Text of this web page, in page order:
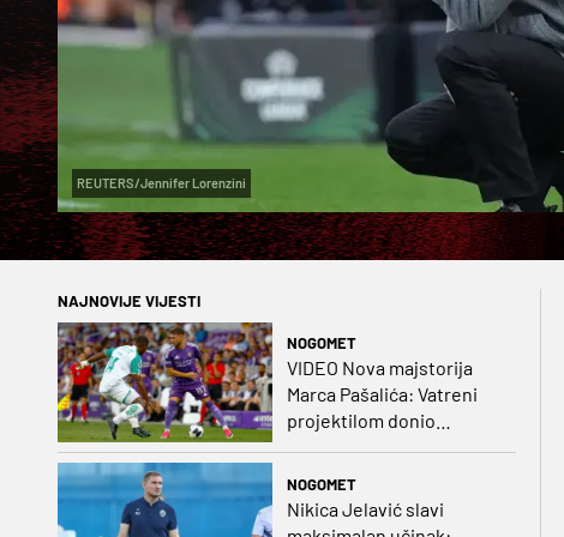
REUTERS/Jennifer Lorenzini
NAJNOVIJE VIJESTI
NOGOMET
VIDEO Nova majstorija
Marca Pašalića: Vatreni
projektilom donio
vodstvo pa igru napustio
NOGOMET
Nikica Jelavić slavi